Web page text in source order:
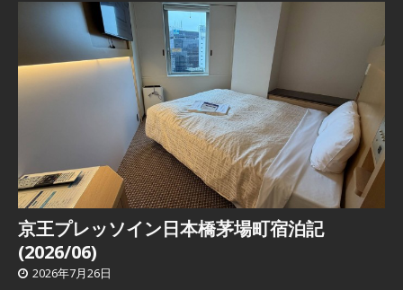
京王プレッソイン日本橋茅場町宿泊記
(2026/06)
2026年7月26日